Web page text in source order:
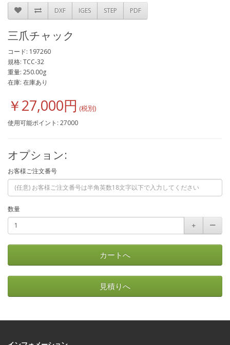
DXF IGES STEP PDF
三爪チャック
コード: 197260
規格: TCC-32
重量: 250.00g
在庫: 在庫あり
￥27,000円
使用可能ポイント: 27000
オプション:
お客様ご注文番号
数量
＋
ー
カートへ
見積りへ